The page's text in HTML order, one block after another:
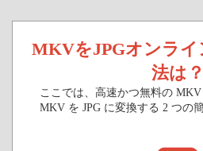
MKVをJPGオンラ
法は？
ここでは、高速かつ無料の
MKV を JPG に変換する 2 つの